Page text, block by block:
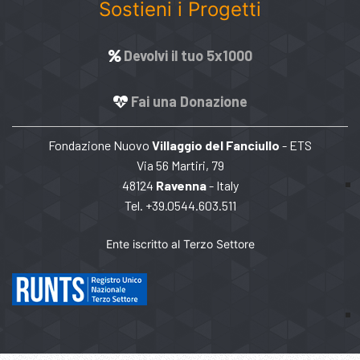
Sostieni i Progetti
Devolvi il tuo 5x1000
Fai una Donazione
Fondazione Nuovo Villaggio del Fanciullo - ETS
Via 56 Martiri, 79
48124 Ravenna- Italy
Tel. +39.0544.603.511
Ente iscritto al Terzo Settore